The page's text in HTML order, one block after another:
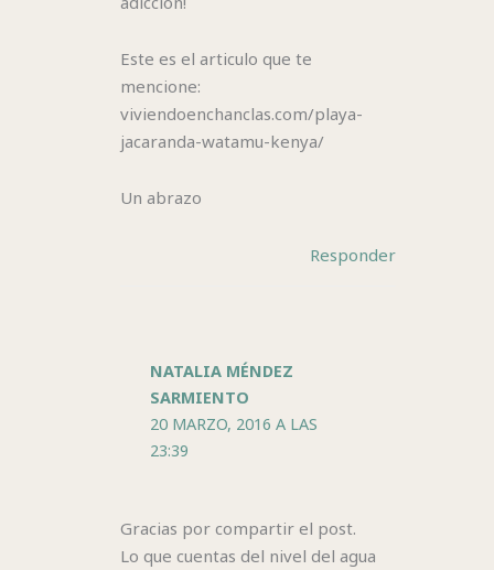
Este es el articulo que te
mencione:
viviendoenchanclas.com/playa-
jacaranda-watamu-kenya/
Un abrazo
Responder
NATALIA MÉNDEZ
SARMIENTO
20 MARZO, 2016 A LAS
23:39
Gracias por compartir el post.
Lo que cuentas del nivel del agua